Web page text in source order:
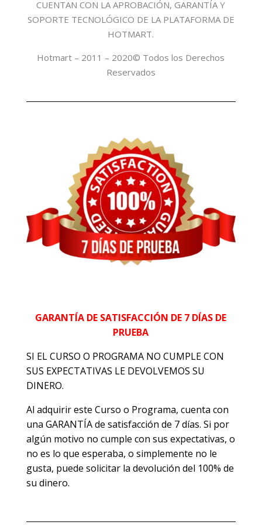
CUENTAN CON LA APROBACIÓN, GARANTÍA Y
SOPORTE TECNOLÓGICO DE LA PLATAFORMA DE
HOTMART.
Hotmart – 2011 – 2020© Todos los Derechos
Reservados
GARANTÍA DE SATISFACCIÓN DE 7 DÍAS DE
PRUEBA
SI EL CURSO O PROGRAMA NO CUMPLE CON
SUS EXPECTATIVAS LE DEVOLVEMOS SU
DINERO.
Al adquirir este Curso o Programa, cuenta con
una GARANTÍA de satisfacción de 7 días. Si por
algún motivo no cumple con sus expectativas, o
no es lo que esperaba, o simplemente no le
gusta, puede solicitar la devolución del 100% de
su dinero.